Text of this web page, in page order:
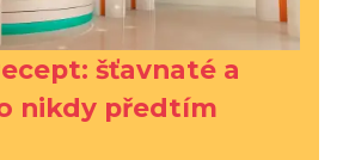
šťavnaté a
nikdy předtím